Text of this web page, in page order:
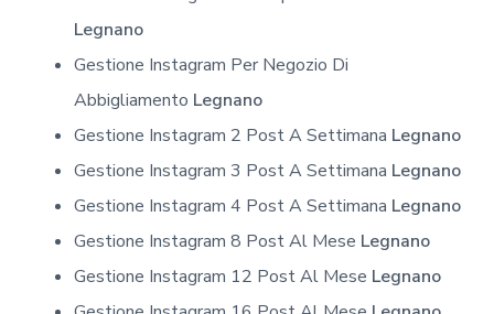
Legnano
Gestione Instagram Per Negozio Di
Abbigliamento Legnano
Gestione Instagram 2 Post A Settimana Legnano
Gestione Instagram 3 Post A Settimana Legnano
Gestione Instagram 4 Post A Settimana Legnano
Gestione Instagram 8 Post Al Mese Legnano
Gestione Instagram 12 Post Al Mese Legnano